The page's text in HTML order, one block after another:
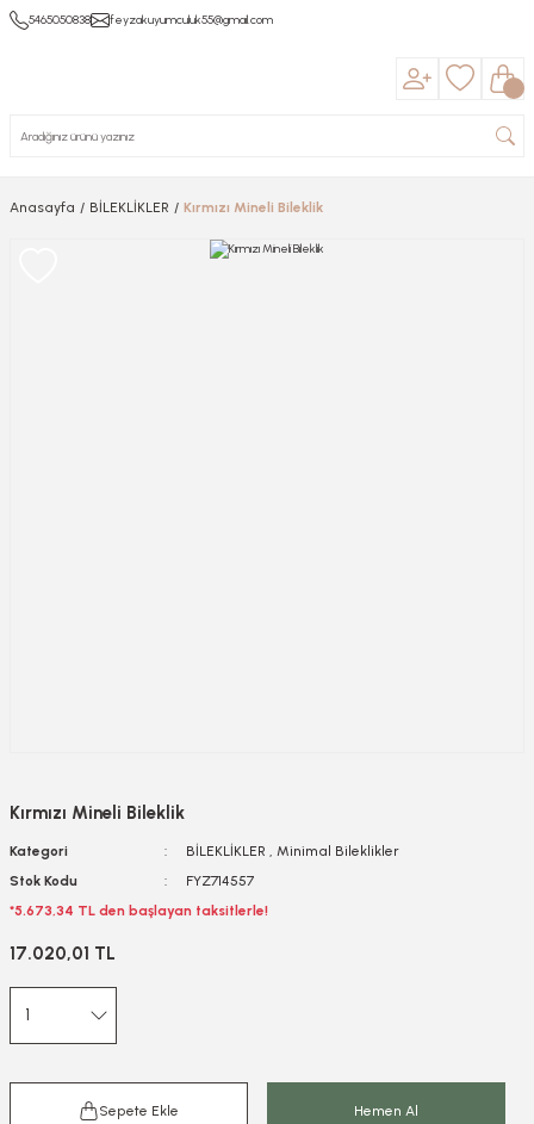
5465050838 feyzakuyumculuk55@gmail.com
Anasayfa BİLEKLİKLER Kırmızı Mineli Bileklik
Kırmızı Mineli Bileklik
Kategori BİLEKLİKLER , Minimal Bileklikler
Stok Kodu
FYZ714557
*5.673,34 TL den başlayan taksitlerle!
17.020,01 TL
Sepete Ekle Hemen Al